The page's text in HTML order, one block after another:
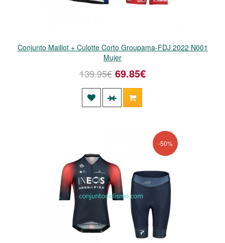
Conjunto Maillot + Culotte Corto Groupama-FDJ 2022 N001
Mujer
139.95€ 69.85€
-50%